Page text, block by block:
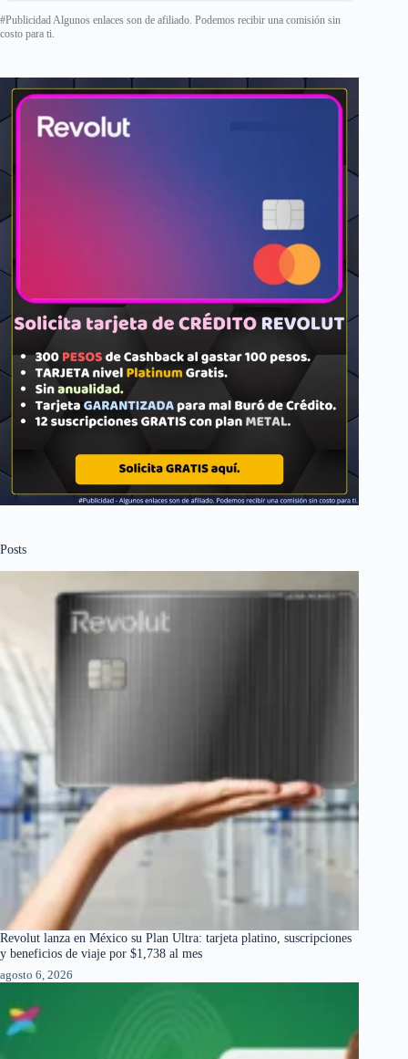
#Publicidad Algunos enlaces son de afiliado. Podemos recibir una comisión sin
costo para ti.
Posts
Revolut lanza en México su Plan Ultra: tarjeta platino, suscripciones
y beneficios de viaje por $1,738 al mes
agosto 6, 2026